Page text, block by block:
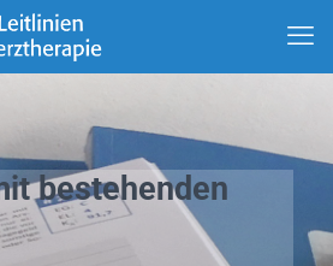
bestehenden